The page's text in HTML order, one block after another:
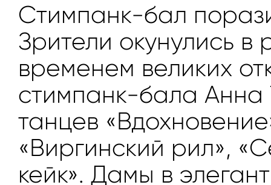
Стимпанк-бал
Зрители окунулись
временем великих
стимпанк-бала Анна
танцев
«Виргинский рил»,
кейк». Дамы в